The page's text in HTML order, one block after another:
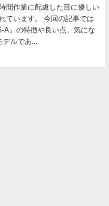
間作業に配慮した目に優しい
ています。 今回の記事では
A」の特徴や良い点、気にな
ルであ...